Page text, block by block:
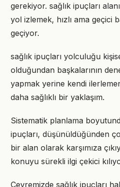
gerekiyor. sağlık ipuçları
yol izlemek, hızlı ama geçici
geçiyor.
sağlık ipuçları yolculuğu
olduğundan başkalarının
yapmak yerine kendi
daha sağlıklı bir yaklaşım.
Sistematik planlama
ipuçları, düşünüldüğünden
bir alan olarak karşımıza
konuyu sürekli ilgi çekici
Çevremizde sağlık ipuçları